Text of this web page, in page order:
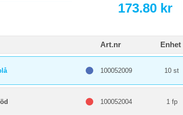
173.80 kr
Art.nr Enhet
100052009 10 st
100052004 1 fp